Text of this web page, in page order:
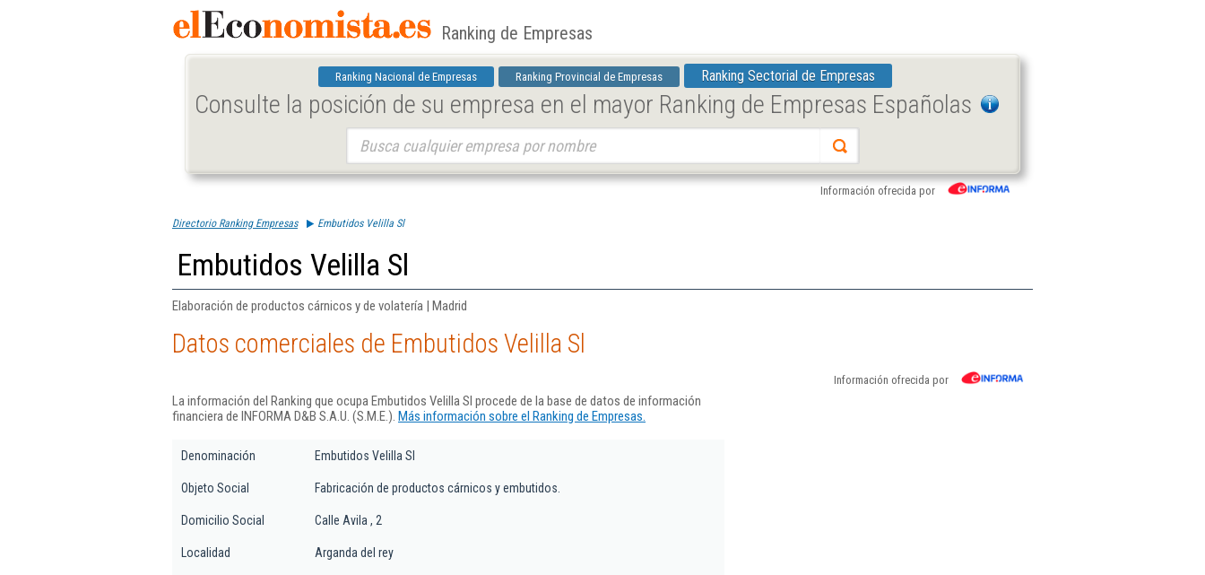
Ranking de Empresas
Ranking Nacional de Empresas Ranking Provincial de Empresas Ranking Sectorial de Empresas
Consulte la posición de su empresa en el mayor Ranking de Empresas Españolas
Información ofrecida por
Directorio Ranking Empresas Embutidos Velilla Sl
Embutidos Velilla Sl
Elaboración de productos cárnicos y de volatería | Madrid
Datos comerciales de Embutidos Velilla Sl
Información ofrecida por
La información del Ranking que ocupa Embutidos Velilla Sl procede de la base de datos de información
financiera de INFORMA D&B S.A.U. (S.M.E.). Más información sobre el Ranking de Empresas.
Denominación Embutidos Velilla Sl
Objeto Social Fabricación de productos cárnicos y embutidos.
Domicilio Social Calle Avila , 2
Localidad Arganda del rey